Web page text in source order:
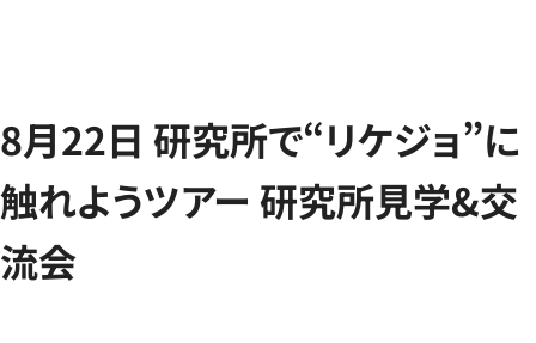
8月22日 研究所で“リケジョ”に
触れようツアー 研究所見学&交
流会